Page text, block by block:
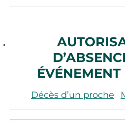
Décès d’un proche